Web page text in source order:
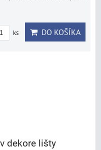
ks DO KOŠÍKA
dekore lišty